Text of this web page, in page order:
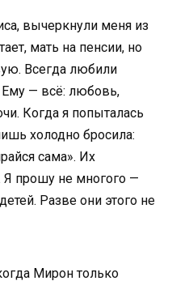
вычеркнули меня из
мать на пенсии, но
Всегда любили
Ему — всё: любовь,
Когда я попыталась
холодно бросила:
сама». Их
прошу не многого —
Разве они этого не
Мирон только